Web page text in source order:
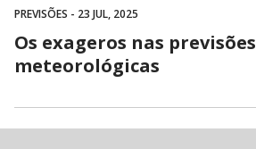
PREVISÕES - 23 JUL, 2025
Os exageros nas previsões
meteorológicas